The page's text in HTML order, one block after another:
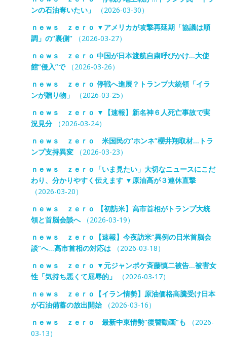
ンの石油奪いたい」
（2026-03-30）
ｎｅｗｓ ｚｅｒｏ ▼アメリカが攻撃再延期「協議は順
調」の“裏側”（2026-03-27）
ｎｅｗｓ ｚｅｒｏ 中国が日本渡航自粛呼びかけ…大使
館“侵入”で（2026-03-26）
ｎｅｗｓ ｚｅｒｏ 停戦へ進展？トランプ大統領「イラ
ンが贈り物」
（2026-03-25）
ｎｅｗｓ ｚｅｒｏ ▼【速報】新名神６人死亡事故で実
況見分（2026-03-24）
ｎｅｗｓ ｚｅｒｏ 米国民の“ホンネ”櫻井翔取材…トラ
ンプ支持異変（2026-03-23）
ｎｅｗｓ ｚｅｒｏ「いま見たい」大切なニュースにこだ
わり、分かりやすく伝えます ▼原油高が３連休直撃
（2026-03-20）
ｎｅｗｓ ｚｅｒｏ 【初訪米】高市首相がトランプ大統
領と首脳会談へ（2026-03-19）
ｎｅｗｓ ｚｅｒｏ【速報】今夜訪米“異例の日米首脳会
談”へ…高市首相の対応は（2026-03-18）
ｎｅｗｓ ｚｅｒｏ ▼元ジャンポケ斉藤慎二被告…被害女
性「気持ち悪くて屈辱的」
（2026-03-17）
ｎｅｗｓ ｚｅｒｏ【イラン情勢】原油価格高騰受け日本
が石油備蓄の放出開始（2026-03-16）
ｎｅｗｓ ｚｅｒｏ 最新中東情勢“復讐動画”も （2026-
03-13）